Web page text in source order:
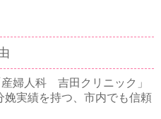
婦人科 吉田クリニック」
実績を持つ、市内でも信頼